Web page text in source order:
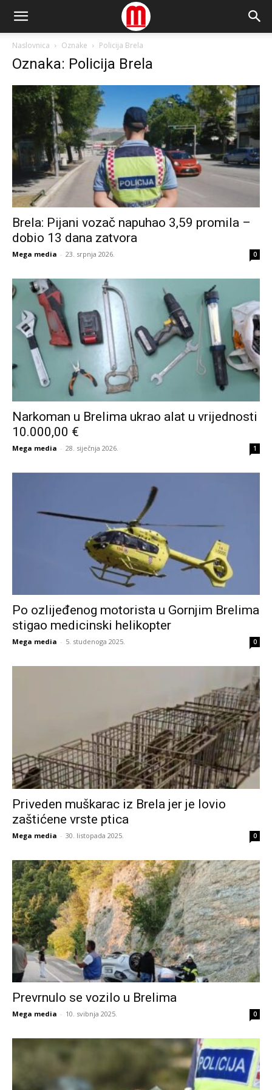
Naslovnica Oznake Policija Brela
Oznaka: Policija Brela
Brela: Pijani vozač napuhao 3,59 promila –
dobio 13 dana zatvora
Mega media - 23. srpnja 2026. 0
Narkoman u Brelima ukrao alat u vrijednosti
10.000,00 €
Mega media - 28. siječnja 2026. 1
Po ozlijeđenog motorista u Gornjim Brelima
stigao medicinski helikopter
Mega media - 5. studenoga 2025. 0
Priveden muškarac iz Brela jer je lovio
zaštićene vrste ptica
Mega media - 30. listopada 2025. 0
Prevrnulo se vozilo u Brelima
Mega media - 10. svibnja 2025. 0